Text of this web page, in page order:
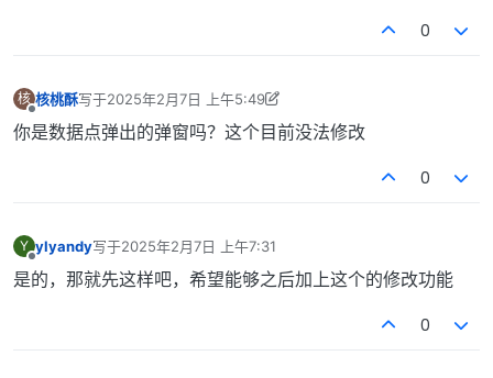
0
核
离线
核桃酥写于2025年2月7日 上午5:49
最后由 核桃酥 编辑 2025年2月7日 下午1:55
你是数据点弹出的弹窗吗？这个目前没法修改
0
Y
离线
ylyandy写于2025年2月7日 上午7:31
最后由 编辑
是的，那就先这样吧，希望能够之后加上这个的修改功能
0